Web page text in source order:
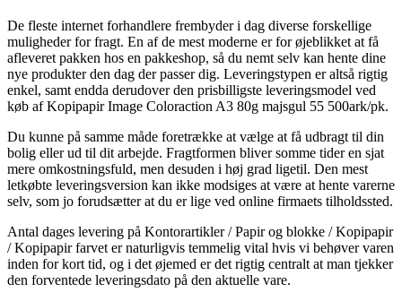
De fleste internet forhandlere frembyder i dag diverse forskellige
muligheder for fragt. En af de mest moderne er for øjeblikket at få
afleveret pakken hos en pakkeshop, så du nemt selv kan hente dine
nye produkter den dag der passer dig. Leveringstypen er altså rigtig
enkel, samt endda derudover den prisbilligste leveringsmodel ved
køb af Kopipapir Image Coloraction A3 80g majsgul 55 500ark/pk.
Du kunne på samme måde foretrække at vælge at få udbragt til din
bolig eller ud til dit arbejde. Fragtformen bliver somme tider en sjat
mere omkostningsfuld, men desuden i høj grad ligetil. Den mest
letkøbte leveringsversion kan ikke modsiges at være at hente varerne
selv, som jo forudsætter at du er lige ved online firmaets tilholdssted.
Antal dages levering på Kontorartikler / Papir og blokke / Kopipapir
/ Kopipapir farvet er naturligvis temmelig vital hvis vi behøver varen
inden for kort tid, og i det øjemed er det rigtig centralt at man tjekker
den forventede leveringsdato på den aktuelle vare.